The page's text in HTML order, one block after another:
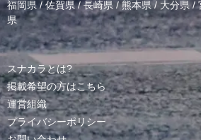
福岡県/佐賀県/長崎県 /熊本県/ 大分県/
県
スナカラとは?
掲載希望の方はこちら
運営組織
プライバシーポリシー